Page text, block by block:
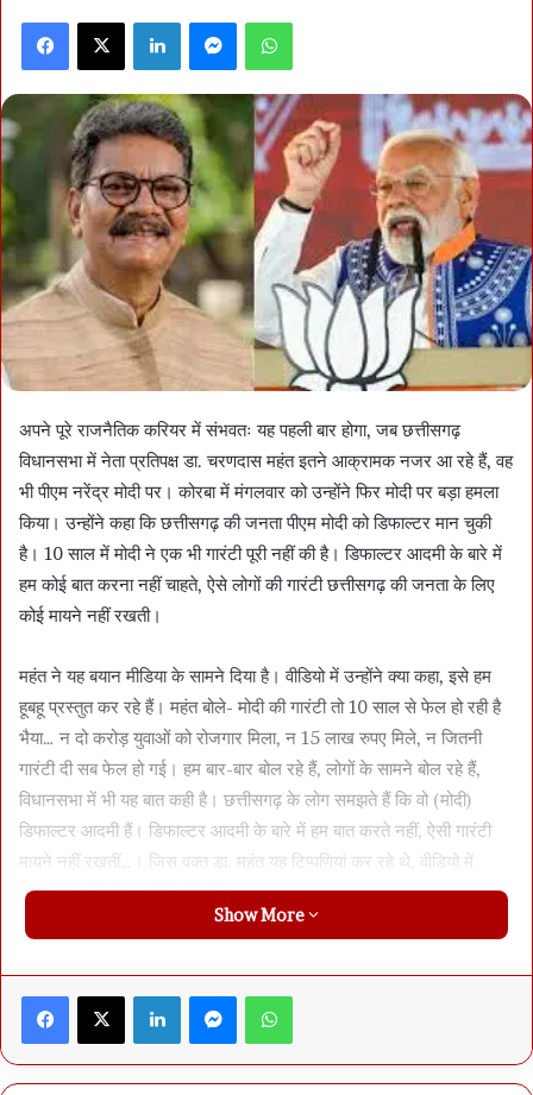
Facebook X LinkedIn
अपने पूरे राजनैतिक करियर में संभवतः यह पहली बार होगा, जब छत्तीसगढ़
विधानसभा में नेता प्रतिपक्ष डा. चरणदास महंत इतने आक्रामक नजर आ रहे हैं, वह
भी पीएम नरेंद्र मोदी पर। कोरबा में मंगलवार को उन्होंने फिर मोदी पर बड़ा हमला
किया। उन्होंने कहा कि छत्तीसगढ़ की जनता पीएम मोदी को डिफाल्टर मान चुकी
है। 10 साल में मोदी ने एक भी गारंटी पूरी नहीं की है। डिफाल्टर आदमी के बारे में
हम कोई बात करना नहीं चाहते, ऐसे लोगों की गारंटी छत्तीसगढ़ की जनता के लिए
कोई मायने नहीं रखती।
महंत ने यह बयान मीडिया के सामने दिया है। वीडियो में उन्होंने क्या कहा, इसे हम
हूबहू प्रस्तुत कर रहे हैं। महंत बोले- मोदी की गारंटी तो 10 साल से फेल हो रही है
भैया… न दो करोड़ युवाओं को रोजगार मिला, न 15 लाख रुपए मिले, न जितनी
गारंटी दी सब फेल हो गई। हम बार-बार बोल रहे हैं, लोगों के सामने बोल रहे हैं,
विधानसभा में भी यह बात कही है। छत्तीसगढ़ के लोग समझते हैं कि वो (मोदी)
डिफाल्टर आदमी हैं। डिफाल्टर आदमी के बारे में हम बात करते नहीं, ऐसी गारंटी
मायने नहीं रखतीं…। जिस वक्त डा. महंत यह टिप्पणियां कर रहे थे, वीडियो में
तालियां बजती भी सुनाई दे रही थीं।
डा. महंत से सवाल हुआ था कि छत्तीसगढ़ में कितनी सीटें आएंगी। उन्होंने कहा कि
हमें 6 जगह बहुत अच्छी दिख रही हैं। झूठ बोलना नहीं चाहते, भाजपा की तरह 11-
Show More
Facebook X LinkedIn